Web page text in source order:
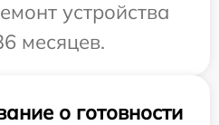
устройства
месяцев.
о готовности